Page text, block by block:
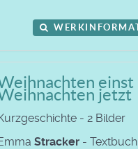
einst
jetzt
- 2 Bilder
Stracker - Textbuch